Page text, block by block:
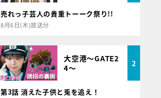
売れっ子芸人の貴重トーーク祭り!!
8月6日(木)放送分
大空港～GATE2
4～
2
第3話 消えた子供と兎を追え！